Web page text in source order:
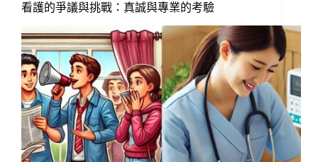
看護的爭議與挑戰：真誠與專業的考驗